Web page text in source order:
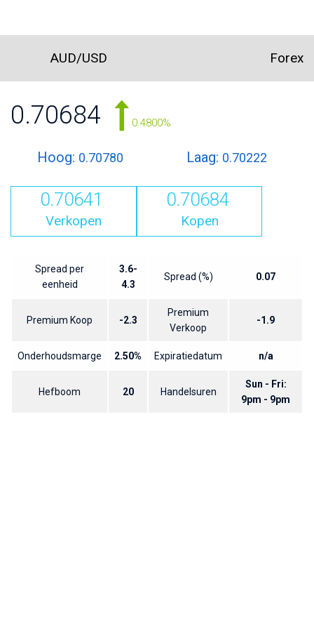
AUD/USD Forex
0.70684 0.4800%
Hoog: 0.70780 Laag: 0.70222
0.70641
Verkopen
0.70684
Kopen
Spread per
eenheid
3.6-
4.3
Spread (%) 0.07
Premium Koop -2.3
Premium
Verkoop
-1.9
Onderhoudsmarge 2.50% Expiratiedatum n/a
Hefboom 20 Handelsuren
Sun - Fri:
9pm - 9pm